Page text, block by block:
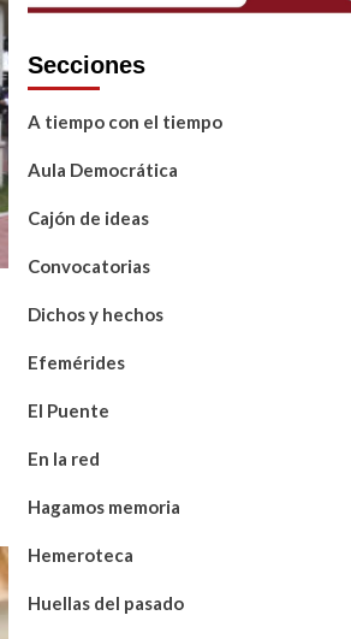
Secciones
A tiempo con el tiempo
Aula Democrática
Cajón de ideas
Convocatorias
Dichos y hechos
Efemérides
El Puente
En la red
Hagamos memoria
Hemeroteca
Huellas del pasado